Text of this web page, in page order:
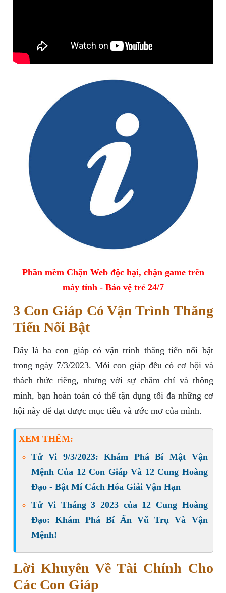
Phần mềm Chặn Web độc hại, chặn game trên
máy tính - Bảo vệ trẻ 24/7
3 Con Giáp Có Vận Trình Thăng
Tiến Nổi Bật
Đây là ba con giáp có vận trình thăng tiến nổi bật
trong ngày 7/3/2023. Mỗi con giáp đều có cơ hội và
thách thức riêng, nhưng với sự chăm chỉ và thông
minh, bạn hoàn toàn có thể tận dụng tối đa những cơ
hội này để đạt được mục tiêu và ước mơ của mình.
XEM THÊM:
Tử Vi 9/3/2023: Khám Phá Bí Mật Vận
Mệnh Của 12 Con Giáp Và 12 Cung Hoàng
Đạo - Bật Mí Cách Hóa Giải Vận Hạn
Tử Vi Tháng 3 2023 của 12 Cung Hoàng
Đạo: Khám Phá Bí Ẩn Vũ Trụ Và Vận
Mệnh!
Lời Khuyên Về Tài Chính Cho
Các Con Giáp